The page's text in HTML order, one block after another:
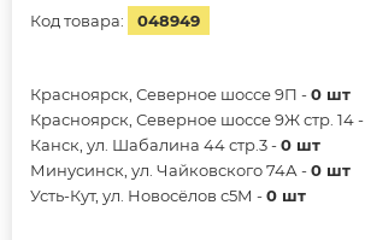
Код товара: 048949
Красноярск, Северное шоссе 9П -0 шт
Красноярск, Северное шоссе 9Ж стр. 14 -
Канск, ул. Шабалина 44 стр.3 -0 шт
Минусинск, ул. Чайковского 74А -0 шт
Усть-Кут, ул. Новосёлов с5М -0 шт